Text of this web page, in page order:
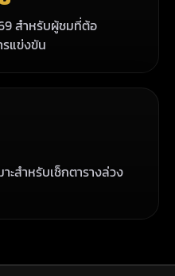
สำหรับผู้ชมที่ต้อ
แข่งขัน
ะสำหรับเช็กตารางล่วง